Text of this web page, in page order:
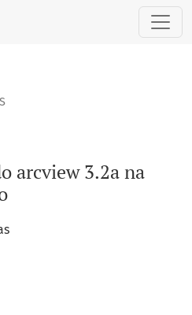
3.2a na análise de mercado
arcview 3.2a na